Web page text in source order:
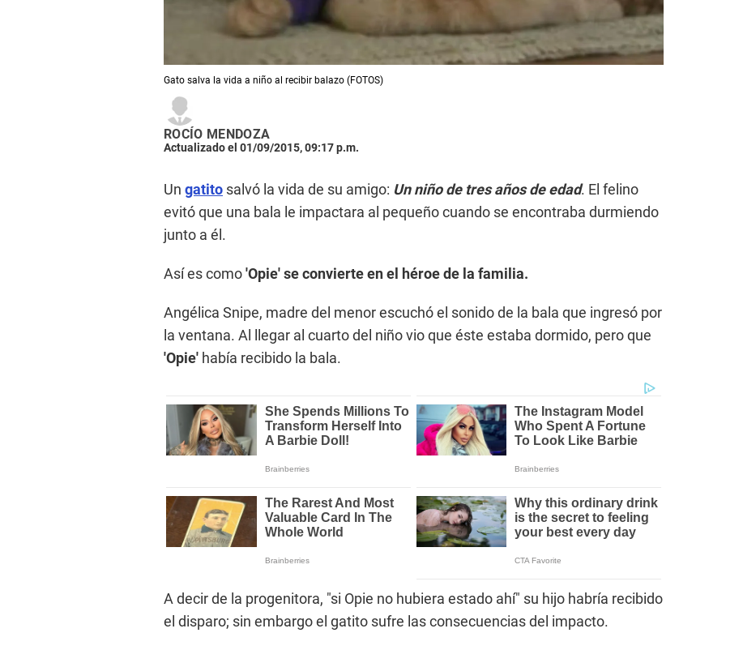
​Gato salva la vida a niño al recibir balazo (FOTOS)
ROCÍO MENDOZA
Actualizado el 01/09/2015, 09:17 p.m.
Un gatito salvó la vida de su amigo: Un niño de tres años de edad. El felino
evitó que una bala le impactara al pequeño cuando se encontraba durmiendo
junto a él.
Así es como'Opie' se convierte en el héroe de la familia.
Angélica Snipe, madre del menor escuchó el sonido de la bala que ingresó por
la ventana. Al llegar al cuarto del niño vio que éste estaba dormido, pero que
'Opie' había recibido la bala.
A decir de la progenitora, "si Opie no hubiera estado ahí" su hijo habría recibido
el disparo; sin embargo el gatito sufre las consecuencias del impacto.